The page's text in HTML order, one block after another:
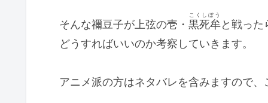
そんな禰豆子が上弦の壱・ 黒死牟
こくしぼう
と戦っ
どうすればいいのか考察していきます。
アニメ派の方はネタバレを含みますので